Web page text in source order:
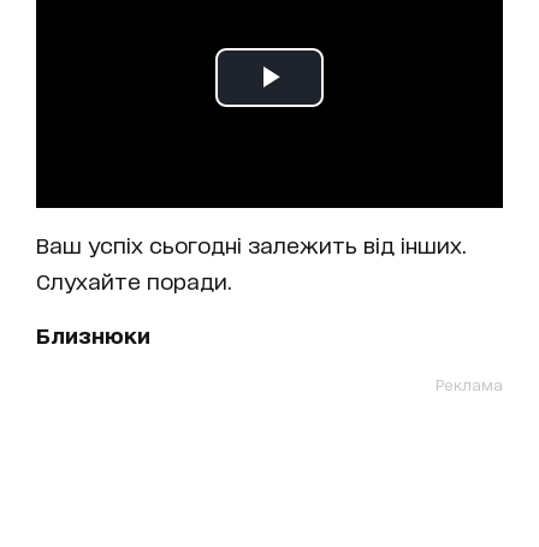
Ваш успіх сьогодні залежить від інших.
Слухайте поради.
Близнюки
Реклама